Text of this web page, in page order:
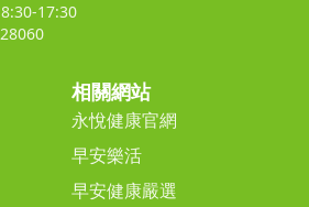
17:30
相關網站
永悅健康官網
早安樂活
早安健康嚴選